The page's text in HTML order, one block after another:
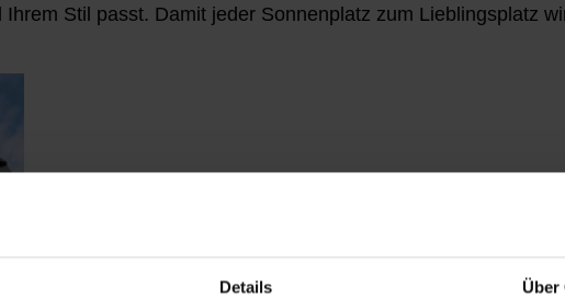
Details Über
Stil passt. Damit jeder Sonnenplatz zum Lieblingsplatz